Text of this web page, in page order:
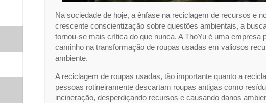
Na sociedade de hoje, a ênfase na reciclagem de recursos e
crescente conscientização sobre questões ambientais, a
tornou-se mais crítica do que nunca. A ThoYu é uma
caminho na transformação de roupas usadas em valiosos
ambiente.
A reciclagem de roupas usadas, tão importante quanto a
pessoas rotineiramente descartam roupas antigas como
incineração, desperdiçando recursos e causando danos